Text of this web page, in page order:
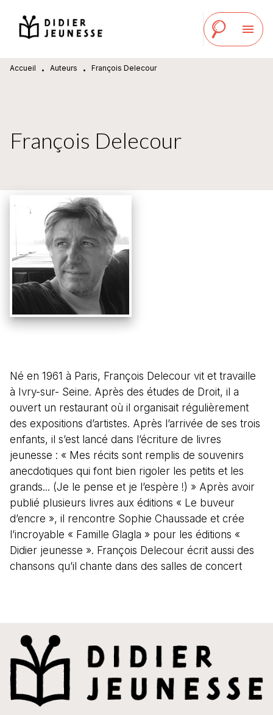
MENU RECHERCHE
PIED DE PAGE
menu
Accueil • Auteurs • François Delecour
François Delecour
Né en 1961 à Paris, François Delecour vit et travaille
à Ivry-sur- Seine. Après des études de Droit, il a
ouvert un restaurant où il organisait régulièrement
des expositions d’artistes. Après l’arrivée de ses trois
enfants, il s’est lancé dans l’écriture de livres
jeunesse : « Mes récits sont remplis de souvenirs
anecdotiques qui font bien rigoler les petits et les
grands... (Je le pense et je l’espère !) » Après avoir
publié plusieurs livres aux éditions « Le buveur
d’encre », il rencontre Sophie Chaussade et crée
l’incroyable « Famille Glagla » pour les éditions «
Didier jeunesse ». François Delecour écrit aussi des
chansons qu’il chante dans des salles de concert